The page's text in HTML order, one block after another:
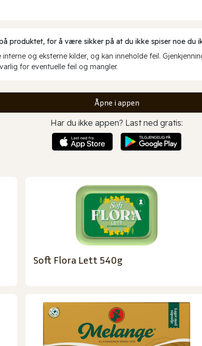
produktet, for å være sikker på at du ikke spiser noe du
og eksterne kilder, og kan inneholde feil.
for eventuelle feil og mangler.
Åpne i appen
Har du ikke appen? Last ned gratis:
Soft Flora Lett 540g